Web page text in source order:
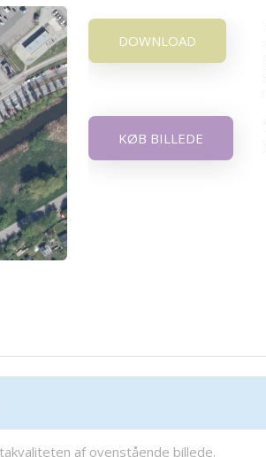
DOWNLOAD
KØB BILLEDE